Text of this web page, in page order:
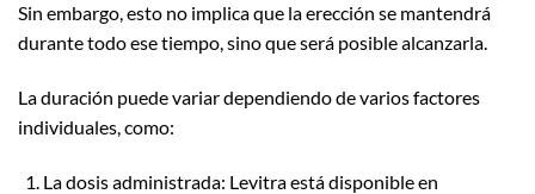
Sin embargo, esto no implica que la erección se mantendrá
durante todo ese tiempo, sino que será posible alcanzarla.
La duración puede variar dependiendo de varios factores
individuales, como:
La dosis administrada: Levitra está disponible en